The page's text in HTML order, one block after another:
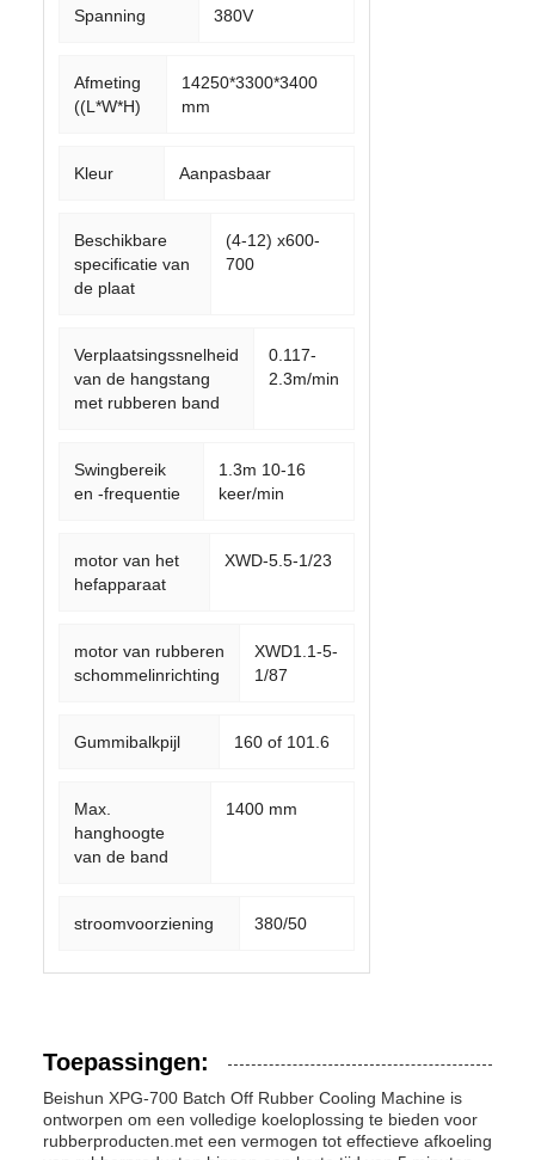
Spanning 380V
Afmeting
((L*W*H)
14250*3300*3400
mm
Kleur Aanpasbaar
Beschikbare
specificatie van
de plaat
(4-12) x600-
700
Verplaatsingssnelheid
van de hangstang
met rubberen band
0.117-
2.3m/min
Swingbereik
en -frequentie
1.3m 10-16
keer/min
motor van het
hefapparaat
XWD-5.5-1/23
motor van rubberen
schommelinrichting
XWD1.1-5-
1/87
Gummibalkpijl 160 of 101.6
Max.
hanghoogte
van de band
1400 mm
stroomvoorziening 380/50
Toepassingen:
Beishun XPG-700 Batch Off Rubber Cooling Machine is
ontworpen om een volledige koeloplossing te bieden voor
rubberproducten.met een vermogen tot effectieve afkoeling